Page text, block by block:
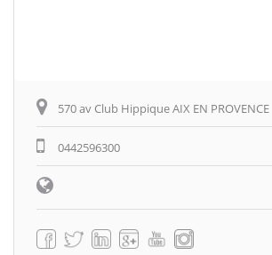
570 av Club Hippique AIX EN PROVENCE
0442596300